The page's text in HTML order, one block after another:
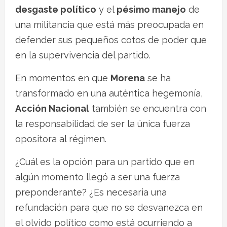
desgaste político y el pésimo manejo de
una militancia que está más preocupada en
defender sus pequeños cotos de poder que
en la supervivencia del partido.
En momentos en que Morena se ha
transformado en una auténtica hegemonía,
Acción Nacional también se encuentra con
la responsabilidad de ser la única fuerza
opositora al régimen.
¿Cuál es la opción para un partido que en
algún momento llegó a ser una fuerza
preponderante? ¿Es necesaria una
refundación para que no se desvanezca en
el olvido político como está ocurriendo a